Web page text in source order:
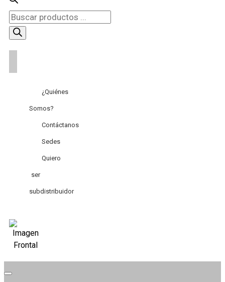
Búsqueda
de
productos
¿Quiénes
Somos?
Contáctanos
Sedes
Quiero
ser
subdistribuidor